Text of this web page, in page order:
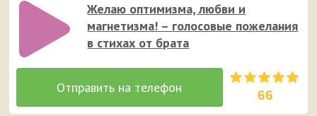
Желаю оптимизма, любви и
магнетизма! – голосовые пожелания
в стихах от брата
66